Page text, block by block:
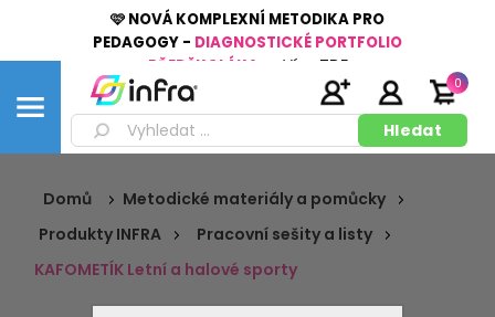
🩷 NOVÁ KOMPLEXNÍ METODIKA PRO
PEDAGOGY - DIAGNOSTICKÉ PORTFOLIO
PŘEDŠKOLÁKA
Více ZDE
0
Domů
Metodické materiály a pomůcky
Produkty INFRA
Pracovní sešity a listy
KAFOMETÍK Letní a halové sporty